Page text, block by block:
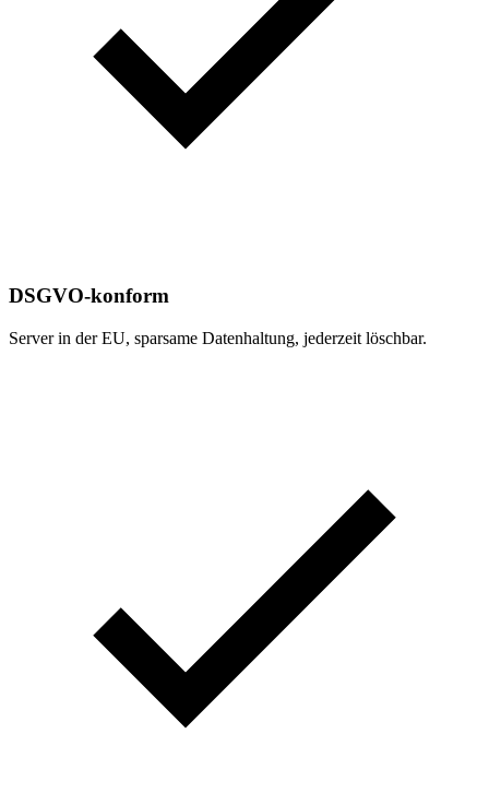
DSGVO-konform
Server in der EU, sparsame Datenhaltung, jederzeit löschbar.